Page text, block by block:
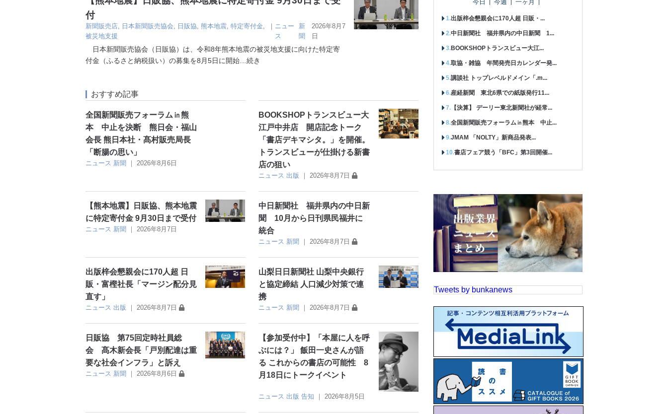
付
新聞販売店, 日本新聞販売協会, 日販協, 熊本地震, 特定寄付金,
被災地支援
｜ ニュー
ス
新
聞
2026年8月7
日
日本新聞販売協会（日販協）は、令和8年熊本地震の被災地支援に向けた特定寄
付金（ふるさと納税扱い）の募集を8月5日に開始 …続き
おすすめ記事
全国新聞販売フォーラム㏌熊
本 中止を決断 熊日会・福山
会長 熊日本社・髙村販売局長
「断腸の思い」
ニュース 新聞 ｜ 2026年8月6日
BOOKSHOPトランスビュー大
江戸中井店 開店記念トーク
「書店デキマシタ。」を開催。
トランスビューが仕掛ける新書
店の狙い
ニュース 出版 ｜2026年8月7日
【熊本地震】日販協、熊本地震
に特定寄付金 9月30日まで受付
ニュース 新聞 ｜ 2026年8月7日
中日新聞社 福井県内の中日新
聞 10月から日刊県民福井に
統合
ニュース 新聞 ｜2026年8月7日
出版梓会懇親会に170人超 日
販・富樫社長「マージン配分見
直す」
ニュース 出版 ｜ 2026年8月7日
山梨日日新聞社 山梨中央銀行
と協定締結 人口減少対策で連
携
ニュース 新聞 ｜2026年8月7日
日販協 第75回定時社員総
会 髙木新会長「戸別配達は重
要な社会インフラ」と訴え
ニュース 新聞 ｜ 2026年8月6日
【参加受付中】「本屋に人を呼
ぶには？」 飯田一史さんが語
る これからの書店の可能性 8
月18日にトークイベント
ニュース 出版 告知 ｜ 2026年8月5日
今日 今週 一ヶ月
出版梓会懇親会に170人超 日販・...
中日新聞社 福井県内の中日新聞 1...
BOOKSHOPトランスビュー大江...
取協・雑協 年間発売日カレンダー発...
講談社 トップレベルドメイン「.m...
産経新聞 東北6県での紙版発行11...
【決算】 デーリー東北新聞社が経常...
全国新聞販売フォーラム㏌熊本 中止...
JMAM 「NOLTY」新商品発表...
書店フェア競う「BFC」第3回開催...
Tweets by bunkanews